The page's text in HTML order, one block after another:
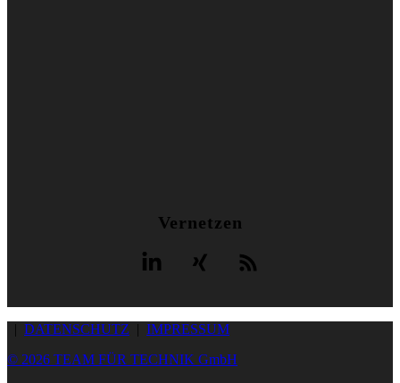
Vernetzen
| DATENSCHUTZ | IMPRESSUM
© 2026 TEAM FÜR TECHNIK GmbH